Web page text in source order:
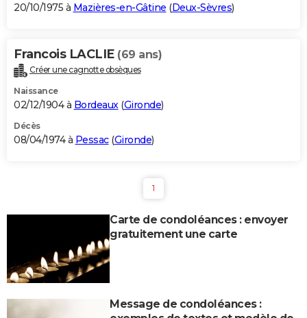
20/10/1975 à Mazières-en-Gâtine (Deux-Sèvres)
Francois LACLIE (69 ans)
Créer une cagnotte obsèques
Naissance
02/12/1904 à Bordeaux(Gironde)
Décès
08/04/1974 à Pessac(Gironde)
1
Carte de condoléances : envoyer
gratuitement une carte
Message de condoléances :